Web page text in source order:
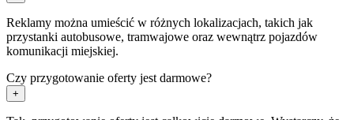
Reklamy można umieścić w różnych lokalizacjach, takich jak
przystanki autobusowe, tramwajowe oraz wewnątrz pojazdów
komunikacji miejskiej.
Czy przygotowanie oferty jest darmowe?
+